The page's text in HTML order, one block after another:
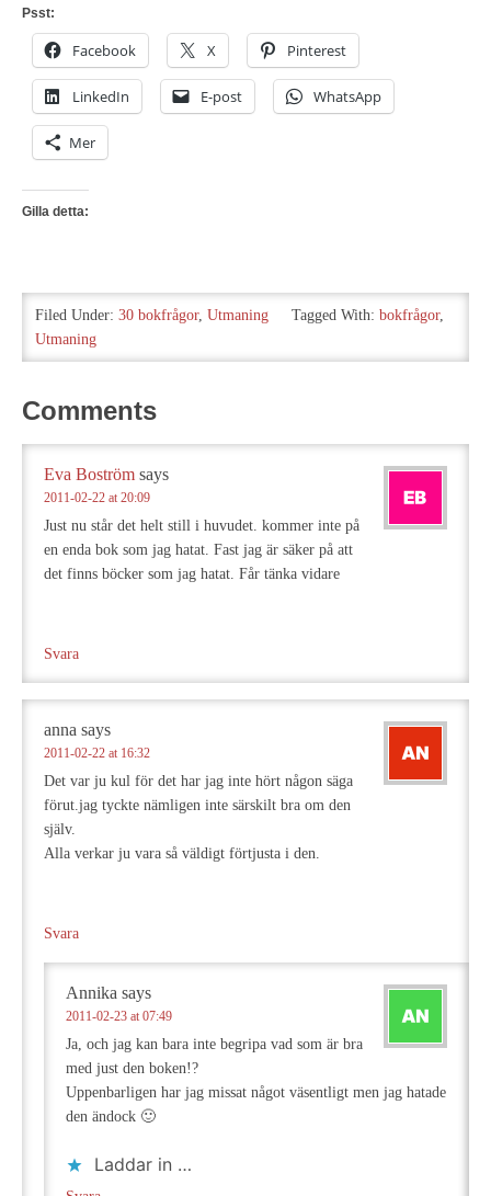
Psst:
Facebook X Pinterest
LinkedIn E-post WhatsApp
Mer
Gilla detta:
Filed Under: 30 bokfrågor, Utmaning Tagged With: bokfrågor,
Utmaning
Comments
Eva Boström says
2011-02-22 at 20:09
Just nu står det helt still i huvudet. kommer inte på
en enda bok som jag hatat. Fast jag är säker på att
det finns böcker som jag hatat. Får tänka vidare
Svara
anna says
2011-02-22 at 16:32
Det var ju kul för det har jag inte hört någon säga
förut.jag tyckte nämligen inte särskilt bra om den
själv.
Alla verkar ju vara så väldigt förtjusta i den.
Svara
Annika says
2011-02-23 at 07:49
Ja, och jag kan bara inte begripa vad som är bra
med just den boken!?
Uppenbarligen har jag missat något väsentligt men jag hatade
den ändock 🙂
Laddar in …